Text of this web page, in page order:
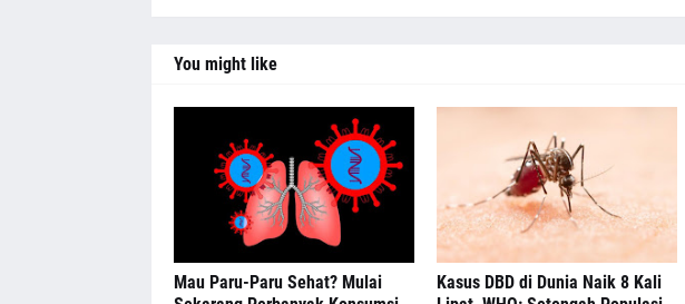
You might like
Mau Paru-Paru Sehat? Mulai
Kasus DBD di Dunia Naik 8 Kali